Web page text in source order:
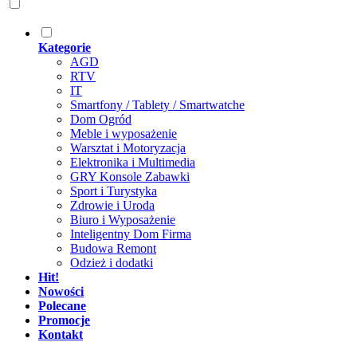
Kategorie
AGD
RTV
IT
Smartfony / Tablety / Smartwatche
Dom Ogród
Meble i wyposażenie
Warsztat i Motoryzacja
Elektronika i Multimedia
GRY Konsole Zabawki
Sport i Turystyka
Zdrowie i Uroda
Biuro i Wyposażenie
Inteligentny Dom Firma
Budowa Remont
Odzież i dodatki
Hit!
Nowości
Polecane
Promocje
Kontakt